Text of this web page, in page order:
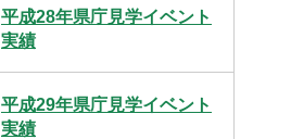
平成28年県庁見学イベント
実績
平成29年県庁見学イベント
実績